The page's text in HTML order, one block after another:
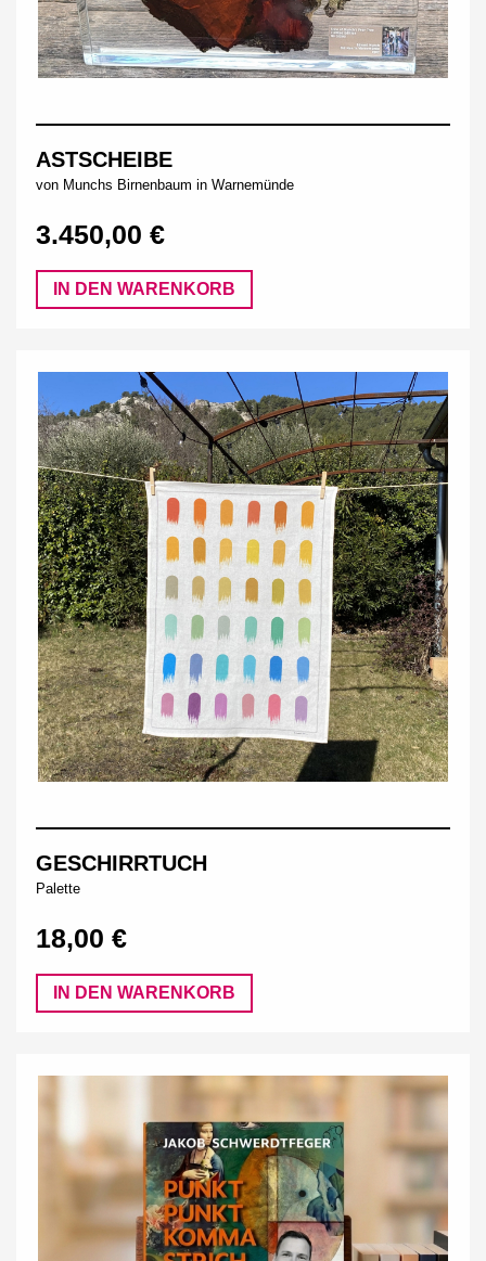
ASTSCHEIBE
von Munchs Birnenbaum in Warnemünde
3.450,00 €
IN DEN WARENKORB
GESCHIRRTUCH
Palette
18,00 €
IN DEN WARENKORB